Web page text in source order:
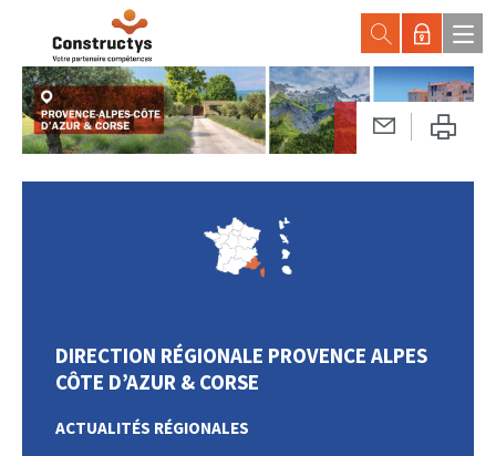
DIRECTION RÉGIONALE PROVENCE ALPES
CÔTE D’AZUR & CORSE
ACTUALITÉS RÉGIONALES